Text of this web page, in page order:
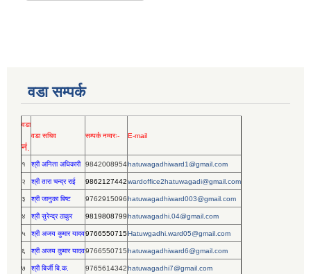
वडा सम्पर्क
वडा
नं.
वडा सचिव सम्पर्क नम्वरः- E-mail
१ श्री अनिता अधिकारी 9842008954hatuwagadhiward1@gmail.com
२ श्री तारा चन्द्र राई 9862127442wardoffice2hatuwagadi@gmail.com
३ श्री जानुका बिष्ट 9762915096hatuwagadhiward003@gmail.com
४ श्री सुरेन्द्र ठाकुर 9819808799hatuwagadhi.04@gmail.com
५ श्री अजय कुमार यादव9766550715Hatuwgadhi.ward05@gmail.com
६ श्री अजय कुमार यादव9766550715hatuwagadhiward6@gmail.com
७ श्री बिर्जी बि.क. 9765614342hatuwagadhi7@gmail.com